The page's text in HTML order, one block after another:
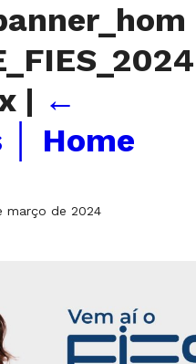
| ←
│ Home
março de 2024